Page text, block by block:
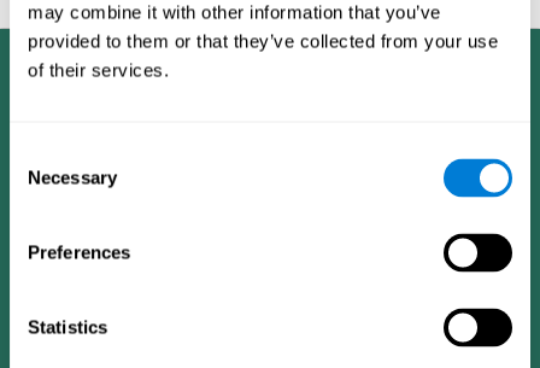
may combine it with other information that you’ve
provided to them or that they’ve collected from your use
of their services.
Selection
Necessary
Preferences
Statistics